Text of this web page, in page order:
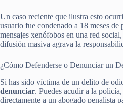
Un caso reciente que ilustra esto
usuario fue condenado a 18 meses
mensajes xenófobos en una red
difusión masiva agrava la
¿Cómo Defenderse o Denunciar un
Si has sido víctima de un delito de
denunciar. Puedes acudir a la
directamente a un abogado penalista